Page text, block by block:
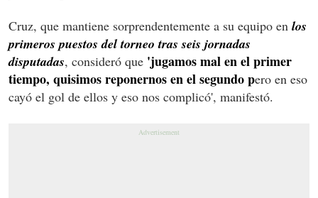
Cruz, que mantiene sorprendentemente a su equipo en los
primeros puestos del torneo tras seis jornadas
disputadas, consideró que 'jugamos mal en el primer
tiempo, quisimos reponernos en el segundo pero en eso
cayó el gol de ellos y eso nos complicó', manifestó.